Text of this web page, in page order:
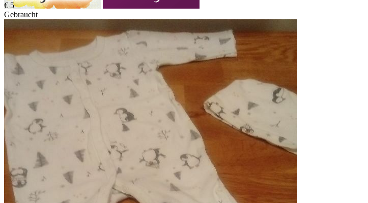
€ 5
Gebraucht